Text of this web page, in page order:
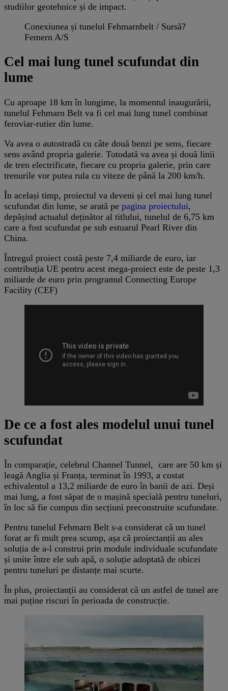
studiilor geotehnice și de impact.
Conexiunea și tunelul Fehmarnbelt / Sursă?
Femern A/S
Cel mai lung tunel scufundat din
lume
Cu aproape 18 km în lungime, la momentul inaugurării,
tunelul Fehmarn Belt va fi cel mai lung tunel combinat
feroviar-rutier din lume.
Va avea o autostradă cu câte două benzi pe sens, fiecare
sens având propria galerie. Totodată va avea și două linii
de tren electrificate, fiecare cu propria galerie, prin care
trenurile vor putea rula cu viteze de până la 200 km/h.
În același timp, proiectul va deveni și cel mai lung tunel
scufundat din lume, se arată pe pagina proiectului,
depășind actualul deținător al titlului, tunelul de 6,75 km
care a fost scufundat pe sub estuarul Pearl River din
China.
Întregul proiect costă peste 7,4 miliarde de euro, iar
contribuția UE pentru acest mega-proiect este de peste 1,3
miliarde de euro prin programul Connecting Europe
Facility (CEF)
De ce a fost ales modelul unui tunel
scufundat
În comparație, celebrul Channel Tunnel, care are 50 km și
leagă Anglia și Franța, terminat în 1993, a costat
echivalentul a 13,2 miliarde de euro în banii de azi. Deși
mai lung, a fost săpat de o mașină specială pentru tuneluri,
în loc să fie compus din secțiuni preconstruite scufundate.
Pentru tunelul Fehmarn Belt s-a considerat că un tunel
forat ar fi mult prea scump, așa că proiectanții au ales
soluția de a-l construi prin module individuale scufundate
și unite între ele sub apă, o soluție adoptată de obicei
pentru tuneluri pe distanțe mai scurte.
În plus, proiectanții au considerat că un astfel de tunel are
mai puține riscuri în perioada de construcție.